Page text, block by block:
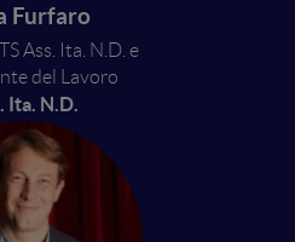
Furfaro
Ass. Ita. N.D. e
del Lavoro
Ita. N.D.